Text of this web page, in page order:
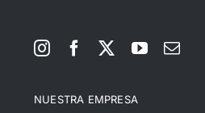
NUESTRA EMPRESA